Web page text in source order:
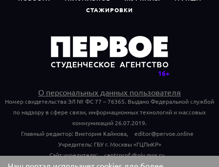
СТАЖИРОВКИ
О персональных данных пользователя
Номер свидетельства ЭЛ № ФС 77 – 76365. Выдано Федеральной службой
по надзору в сфере связи, информационных технологий и массовых
коммуникаций 26.07.2019.
Главный редактор: Виктория Кайнова,
editor@pervoe.online
Учредитель: ГБУ г. Москвы «ГЦПиКР»
Сайт учредителя:
centrprof.dtoiv.mos.ru
Обращения граждан учредителю: